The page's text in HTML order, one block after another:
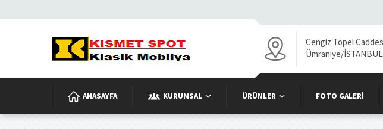
Cengiz Topel
Ümraniye/İSTANBUL
ANASAYFA KURUMSAL ÜRÜNLER FOTO GALERI